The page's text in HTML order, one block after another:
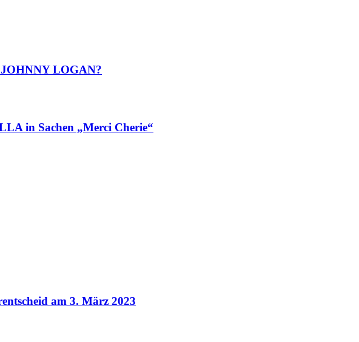
JOHNNY LOGAN?
in Sachen „Merci Cherie“
am 3. März 2023